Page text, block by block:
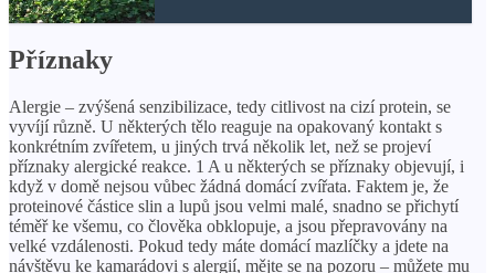
Příznaky
Alergie – zvýšená senzibilizace, tedy citlivost na cizí protein, se
vyvíjí různě. U některých tělo reaguje na opakovaný kontakt s
konkrétním zvířetem, u jiných trvá několik let, než se projeví
příznaky alergické reakce. 1 A u některých se příznaky objevují, i
když v domě nejsou vůbec žádná domácí zvířata. Faktem je, že
proteinové částice slin a lupů jsou velmi malé, snadno se přichytí
téměř ke všemu, co člověka obklopuje, a jsou přepravovány na
velké vzdálenosti. Pokud tedy máte domácí mazlíčky a jdete na
návštěvu ke kamarádovi s alergií, mějte se na pozoru – můžete mu